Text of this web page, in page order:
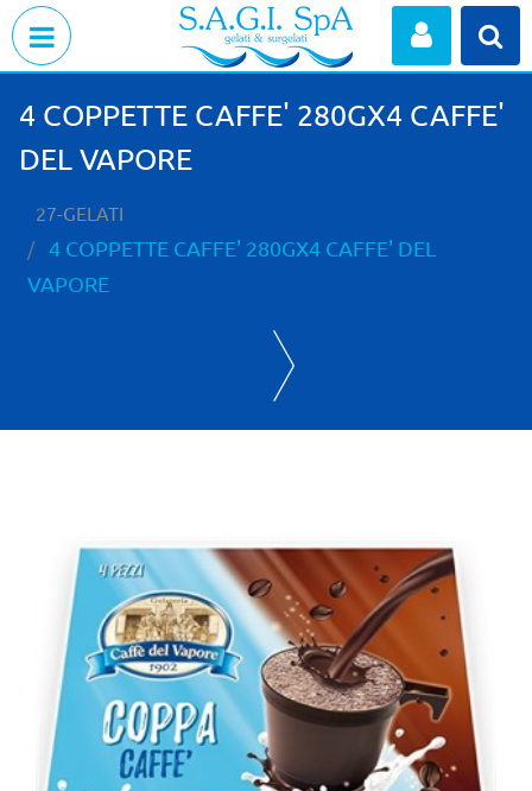
4 COPPETTE CAFFE' 280GX4 CAFFE'
DEL VAPORE
27-GELATI
4 COPPETTE CAFFE' 280GX4 CAFFE' DEL
VAPORE